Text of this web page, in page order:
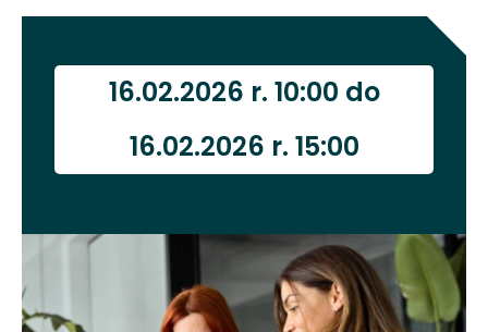
uwaga, link otwiera się w nowej karcie
16.02.2026 r. 10:00 do
16.02.2026 r. 15:00